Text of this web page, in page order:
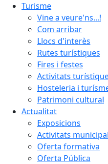
Turisme
Vine a veure'ns...!
Com arribar
Llocs d'interès
Rutes turístiques
Fires i festes
Activitats
Hosteleria i
Patrimoni cultural
Actualitat
Exposicions
Activitats
Oferta formativa
Oferta Pública